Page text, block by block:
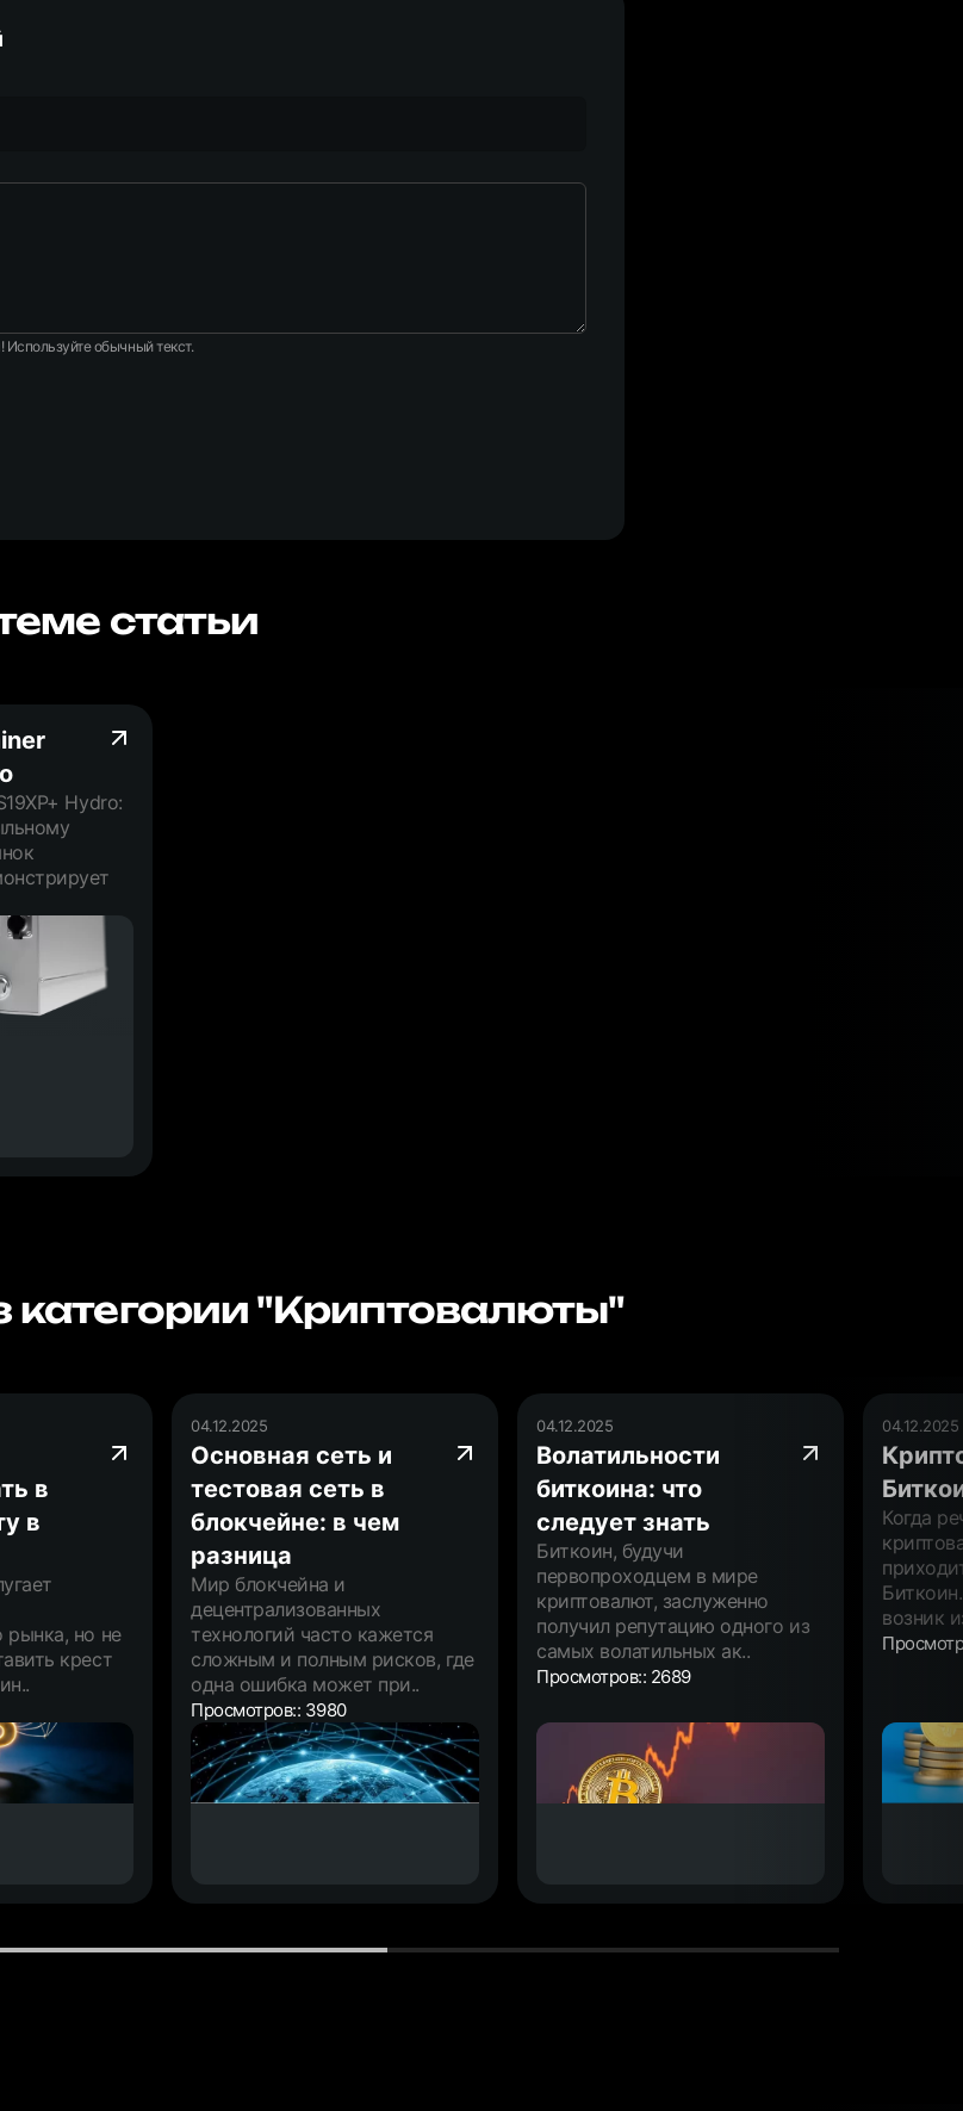
обычный текст.
статьи
Hydro:
категории "Криптовалюты"
в
в
рынка, но не
крест
04.12.2025
Основная сеть и
тестовая сеть в
блокчейне: в чем
разница
Мир блокчейна и
децентрализованных
технологий часто кажется
сложным и полным рисков, где
одна ошибка может при..
Просмотров:: 3980
04.12.2025
Волатильности
биткоина: что
следует знать
Биткоин, будучи
первопроходцем в мире
криптовалют, заслуженно
получил репутацию одного из
самых волатильных ак..
Просмотров:: 2689
04.12.2025
Когда
возник